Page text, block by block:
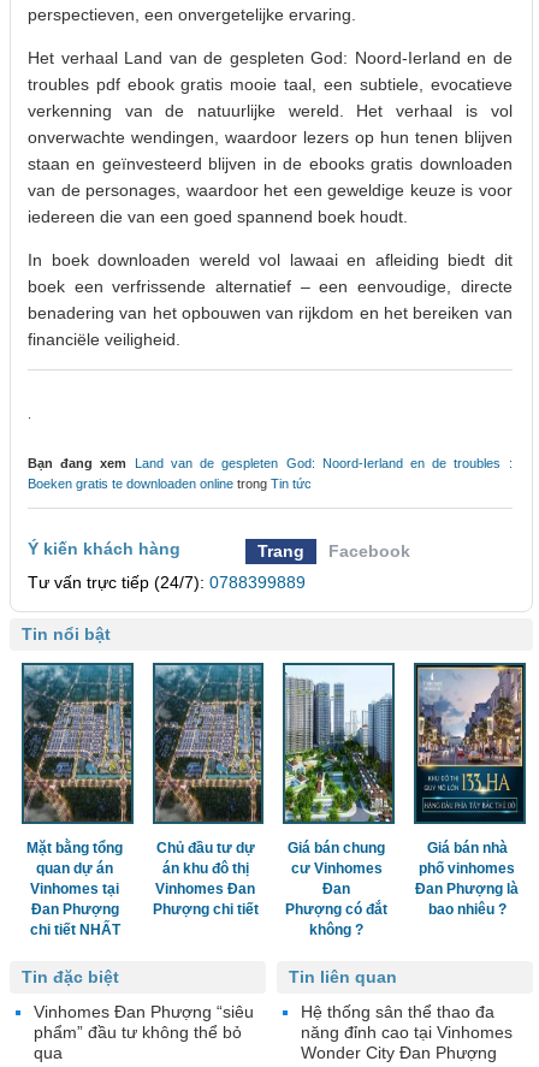
perspectieven, een onvergetelijke ervaring.
Het verhaal Land van de gespleten God: Noord-Ierland en de
troubles pdf ebook gratis mooie taal, een subtiele, evocatieve
verkenning van de natuurlijke wereld. Het verhaal is vol
onverwachte wendingen, waardoor lezers op hun tenen blijven
staan en geïnvesteerd blijven in de ebooks gratis downloaden
van de personages, waardoor het een geweldige keuze is voor
iedereen die van een goed spannend boek houdt.
In boek downloaden wereld vol lawaai en afleiding biedt dit
boek een verfrissende alternatief – een eenvoudige, directe
benadering van het opbouwen van rijkdom en het bereiken van
financiële veiligheid.
Bạn đang xem
Land van de gespleten God: Noord-Ierland en de troubles :
Boeken gratis te downloaden online trong Tin tức
Ý kiến khách hàng Trang
Facebook
Tư vấn trực tiếp (24/7): 0788399889
Tin nổi bật
Mặt bằng tổng
quan dự án
Vinhomes tại
Đan Phượng
chi tiết NHẤT
Chủ đầu tư dự
án khu đô thị
Vinhomes Đan
Phượng chi tiết
Giá bán chung
cư Vinhomes
Đan
Phượng có đắt
không ?
Giá bán nhà
phố vinhomes
Đan Phượng là
bao nhiêu ?
Tin liên quan
Hệ thống sân thể thao đa
năng đỉnh cao tại Vinhomes
Wonder City Đan Phượng
Tin đặc biệt
Vinhomes Đan Phượng “siêu
phẩm” đầu tư không thể bỏ
qua